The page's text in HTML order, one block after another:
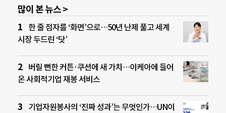
많이 본 뉴스 >
한 줄 점자를 ‘화면’으로…50년 난제 풀고 세계
시장 두드린 ‘닷’
버릴 뻔한 커튼·쿠션에 새 가치…이케아에 들어
온 사회적기업 재봉 서비스
기업자원봉사의 ‘진짜 성과’는 무엇인가…UN이